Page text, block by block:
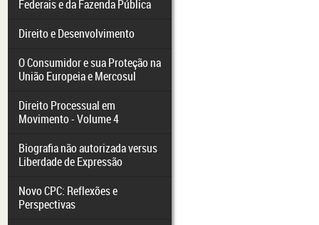
Federais e da Fazenda Pública
Direito e Desenvolvimento
O Consumidor e sua Proteção na
União Europeia e Mercosul
Direito Processual em
Movimento - Volume 4
Biografia não autorizada versus
Liberdade de Expressão
Novo CPC: Reflexões e
Perspectivas